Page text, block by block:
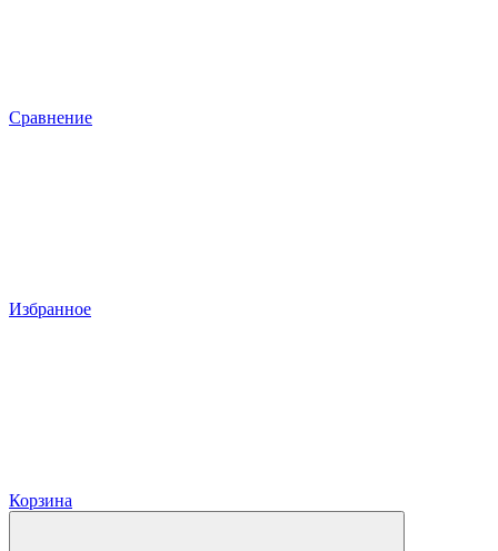
Сравнение
Избранное
Корзина